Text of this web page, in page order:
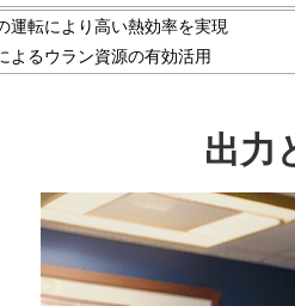
運転により高い熱効率を実現
よるウラン資源の有効活用
出力